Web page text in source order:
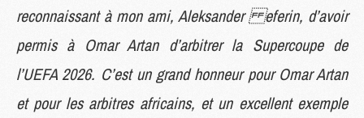
reconnaissant à mon ami, Aleksander eferin, d’avoir
permis à Omar Artan d’arbitrer la Supercoupe de
l’UEFA 2026. C’est un grand honneur pour Omar Artan
et pour les arbitres africains, et un excellent exemple